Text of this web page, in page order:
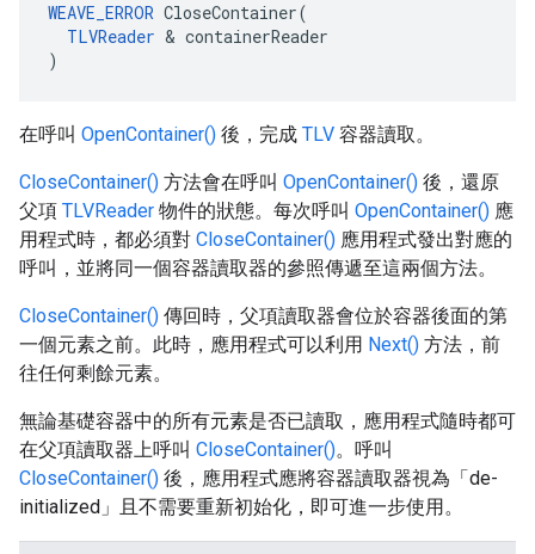
WEAVE_ERROR CloseContainer(
TLVReader & containerReader
)
在呼叫 OpenContainer() 後，完成 TLV 容器讀取。
CloseContainer() 方法會在呼叫 OpenContainer() 後，還原
父項 TLVReader 物件的狀態。每次呼叫 OpenContainer() 應
用程式時，都必須對 CloseContainer() 應用程式發出對應的
呼叫，並將同一個容器讀取器的參照傳遞至這兩個方法。
CloseContainer() 傳回時，父項讀取器會位於容器後面的第
一個元素之前。此時，應用程式可以利用 Next() 方法，前
往任何剩餘元素。
無論基礎容器中的所有元素是否已讀取，應用程式隨時都可
在父項讀取器上呼叫 CloseContainer()。呼叫
CloseContainer() 後，應用程式應將容器讀取器視為「de-
initialized」且不需要重新初始化，即可進一步使用。